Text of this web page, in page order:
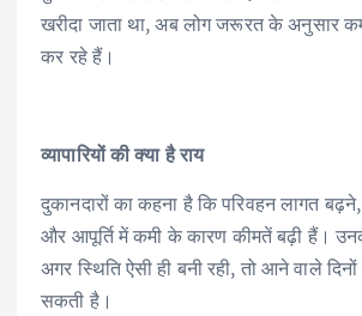
खरीदा जाता था, अब लोग जरूरत के अनुसार कम
कर रहे हैं।
व्यापारियों की क्या है राय
दुकानदारों का कहना है कि परिवहन लागत
और आपूर्ति में कमी के कारण कीमतें बढ़ी हैं।
अगर स्थिति ऐसी ही बनी रही, तो आने वाले
सकती है।